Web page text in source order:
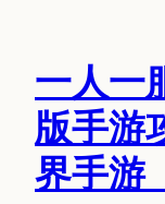
一人一
版手游
界手游